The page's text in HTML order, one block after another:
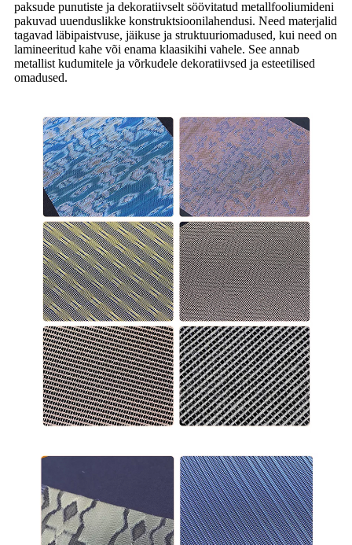
paksude punutiste ja dekoratiivselt söövitatud metallfooliumideni
pakuvad uuenduslikke konstruktsioonilahendusi. Need materjalid
tagavad läbipaistvuse, jäikuse ja struktuuriomadused, kui need on
lamineeritud kahe või enama klaasikihi vahele. See annab
metallist kudumitele ja võrkudele dekoratiivsed ja esteetilised
omadused.